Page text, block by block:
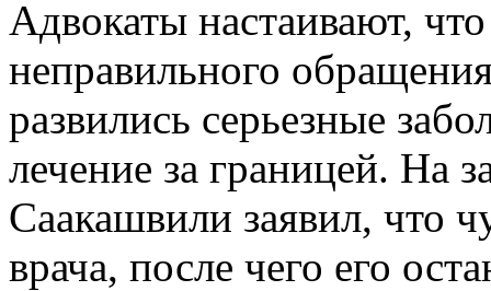
Адвокаты настаивают,
неправильного
развились серьезные
лечение за границей. На
Саакашвили заявил, что
врача, после чего его